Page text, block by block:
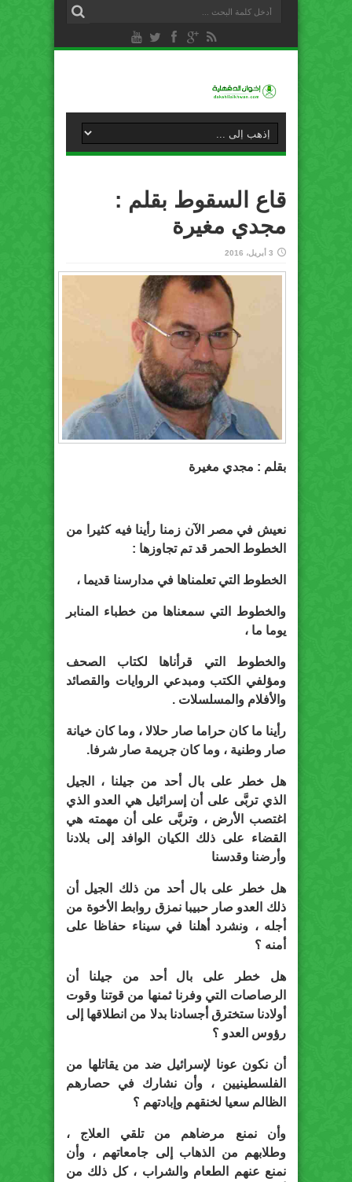
قاع السقوط بقلم :
مجدي مغيرة
3 أبريل، 2016
بقلم : مجدي مغيرة
نعيش في مصر الآن زمنا رأينا فيه كثيرا من
الخطوط الحمر قد تم تجاوزها :
الخطوط التي تعلمناها في مدارسنا قديما ،
والخطوط التي سمعناها من خطباء المنابر
يوما ما ،
والخطوط التي قرأناها لكتاب الصحف
ومؤلفي الكتب ومبدعي الروايات والقصائد
والأفلام والمسلسلات .
رأينا ما كان حراما صار حلالا ، وما كان خيانة
صار وطنية ، وما كان جريمة صار شرفا.
هل خطر على بال أحد من جيلنا ، الجيل
الذي تربَّى على أن إسرائيل هي العدو الذي
اغتصب الأرض ، وتربَّى على أن مهمته هي
القضاء على ذلك الكيان الوافد إلى بلادنا
وأرضنا وقدسنا
هل خطر على بال أحد من ذلك الجيل أن
ذلك العدو صار حبيبا نمزق روابط الأخوة من
أجله ، ونشرد أهلنا في سيناء حفاظا على
أمنه ؟
هل خطر على بال أحد من جيلنا أن
الرصاصات التي وفرنا ثمنها من قوتنا وقوت
أولادنا ستخترق أجسادنا بدلا من انطلاقها إلى
رؤوس العدو ؟
أن نكون عونا لإسرائيل ضد من يقاتلها من
الفلسطينيين ، وأن نشارك في حصارهم
الظالم سعيا لخنقهم وإبادتهم ؟
وأن نمنع مرضاهم من تلقي العلاج ،
وطلابهم من الذهاب إلى جامعاتهم ، وأن
نمنع عنهم الطعام والشراب ، كل ذلك من